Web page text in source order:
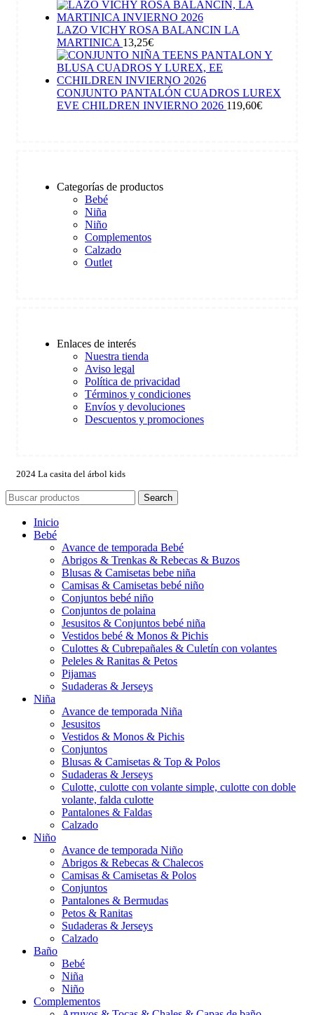
LAZO VICHY ROSA BALANCIN LA
MARTINICA 13,25€
CONJUNTO PANTALÓN CUADROS LUREX
EVE CHILDREN INVIERNO 2026 119,60€
Categorías de productos
Bebé
Niña
Niño
Complementos
Calzado
Outlet
Enlaces de interés
Nuestra tienda
Aviso legal
Política de privacidad
Términos y condiciones
Envíos y devoluciones
Descuentos y promociones
2024 La casita del árbol kids
Search
Inicio
Bebé
Avance de temporada Bebé
Abrigos & Trenkas & Rebecas & Buzos
Blusas & Camisetas bebe niña
Camisas & Camisetas bebé niño
Conjuntos bebé niño
Conjuntos de polaina
Jesusitos & Conjuntos bebé niña
Vestidos bebé & Monos & Pichis
Culottes & Cubrepañales & Culetín con volantes
Peleles & Ranitas & Petos
Pijamas
Sudaderas & Jerseys
Niña
Avance de temporada Niña
Jesusitos
Vestidos & Monos & Pichis
Conjuntos
Blusas & Camisetas & Top & Polos
Sudaderas & Jerseys
Culotte, culotte con volante simple, culotte con doble
volante, falda culotte
Pantalones & Faldas
Calzado
Niño
Avance de temporada Niño
Abrigos & Rebecas & Chalecos
Camisas & Camisetas & Polos
Conjuntos
Pantalones & Bermudas
Petos & Ranitas
Sudaderas & Jerseys
Calzado
Baño
Bebé
Niña
Niño
Complementos